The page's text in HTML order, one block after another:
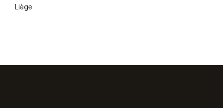
Liège